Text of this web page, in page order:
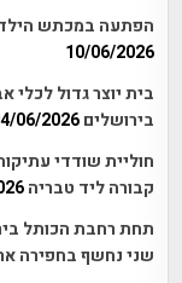
הפתעה במכתש הילד
10/06/2026
בית יוצר גדול
בירושלים 06/2026
חוליית שודדי
קבורה ליד טבריה
תחת רחבת הכותל
שני נחשף בחפירה